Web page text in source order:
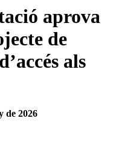
aprova
de
als
de 2026